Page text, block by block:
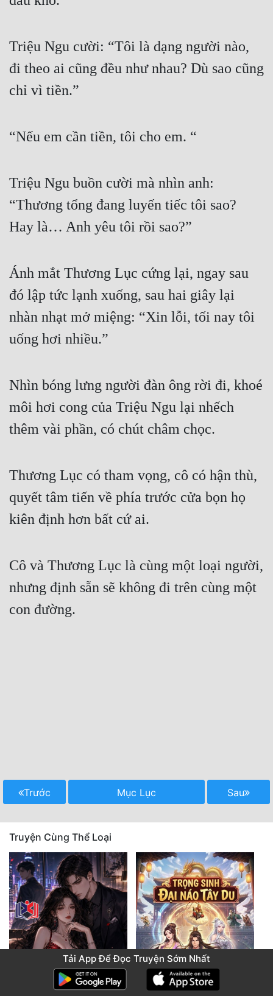
Triệu Ngu cười: “Tôi là dạng người nào,
đi theo ai cũng đều như nhau? Dù sao cũng
chỉ vì tiền.”
“Nếu em cần tiền, tôi cho em. “
Triệu Ngu buồn cười mà nhìn anh:
“Thương tổng đang luyến tiếc tôi sao?
Hay là… Anh yêu tôi rồi sao?”
Ánh mắt Thương Lục cứng lại, ngay sau
đó lập tức lạnh xuống, sau hai giây lại
nhàn nhạt mở miệng: “Xin lỗi, tối nay tôi
uống hơi nhiều.”
Nhìn bóng lưng người đàn ông rời đi, khoé
môi hơi cong của Triệu Ngu lại nhếch
thêm vài phần, có chút châm chọc.
Thương Lục có tham vọng, cô có hận thù,
quyết tâm tiến về phía trước cửa bọn họ
kiên định hơn bất cứ ai.
Cô và Thương Lục là cùng một loại người,
nhưng định sẵn sẽ không đi trên cùng một
con đường.
Trước Mục Lục Sau
Truyện Cùng Thể Loại
Tải App Để Đọc Truyện Sớm Nhất